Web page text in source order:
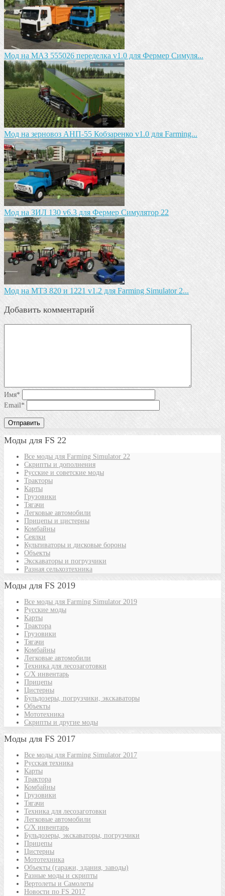
Мод на МАЗ 555026 пeрeдeлка v1.0 для Фермер Симуля...
Мод на зeрновоз АНП-55 Кобзарeнко v1.0 для Farming...
Мод на ЗИЛ 130 v6.3 для Фермер Симулятор 22
Мод на МТЗ 820 и 1221 v1.2 для Farming Simulator 2...
Добавить комментарий
Имя*
Email*
Моды для FS 22
Все моды для Farming Simulator 22
Скрипты и дополнения
Русские и советские моды
Тракторы
Карты
Грузовики
Тягачи
Легковые автомобили
Прицепы и цистерны
Комбайны
Сеялки
Культиваторы и дисковые бороны
Объекты
Экскаваторы и погрузчики
Разная сельхозтехника
Моды для FS 2019
Все моды для Farming Simulator 2019
Русские моды
Карты
Трактора
Грузовики
Тягачи
Комбайны
Легковые автомобили
Техника для лесозаготовки
С/Х инвентарь
Прицепы
Цистерны
Бульдозеры, погрузчики, экскаваторы
Объекты
Мототехника
Скрипты и другие моды
Моды для FS 2017
Все моды для Farming Simulator 2017
Русская техника
Карты
Трактора
Комбайны
Грузовики
Тягачи
Техника для лесозаготовки
Легковые автомобили
С/Х инвентарь
Бульдозеры, экскаваторы, погрузчики
Прицепы
Цистерны
Мототехника
Объекты (гаражи, здания, заводы)
Разные моды и скрипты
Вертолеты и Самолеты
Новости по FS 2017